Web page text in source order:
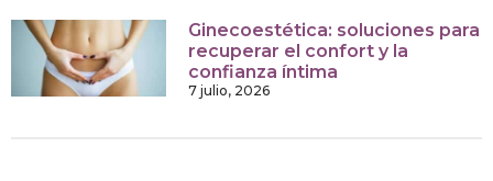
Ginecoestética: soluciones para
recuperar el confort y la
confianza íntima
7 julio, 2026